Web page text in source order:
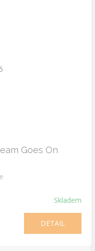
Goes On
Skladem
DETAIL